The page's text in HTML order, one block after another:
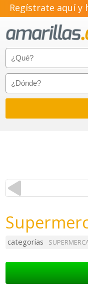
Regístrate aquí y
categorías